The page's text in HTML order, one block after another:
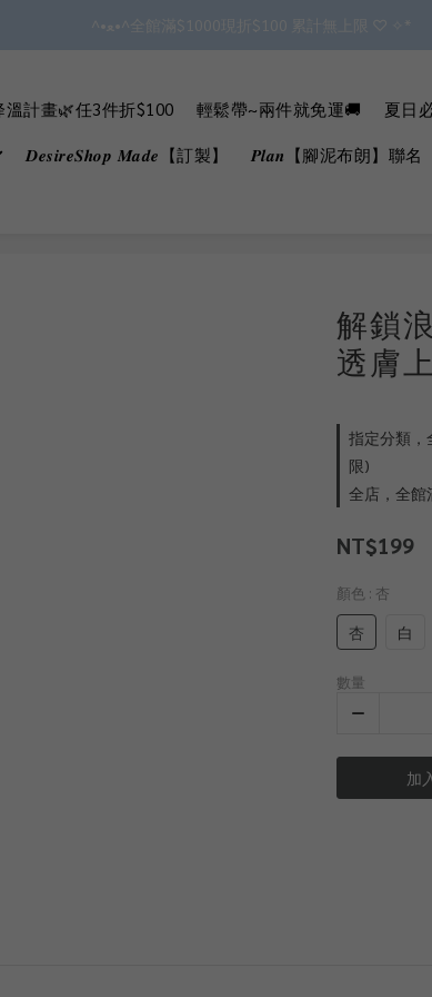
✿॰ॱ*｡ﾟ 全館滿$799即免運ॱ*｡ﾟ✿
^•ﻌ•^全館滿$1000現折$100 累計無上限 ♡ ✧*
✿॰ॱ*｡ﾟ 全館滿$799即免運ॱ*｡ﾟ✿
溫計畫🌿任3件折$100 輕鬆帶~兩件就免運🚚 夏日
𝑫𝒆𝒔𝒊𝒓𝒆𝑺𝒉𝒐𝒑 𝑴𝒂𝒅𝒆【訂製】 𝑷𝒍𝒂𝒏【腳泥布朗】聯名
解鎖
透膚
指定分類，
限)
全店，全館
NT$199
顏色 : 杏
杏 白
數量
加